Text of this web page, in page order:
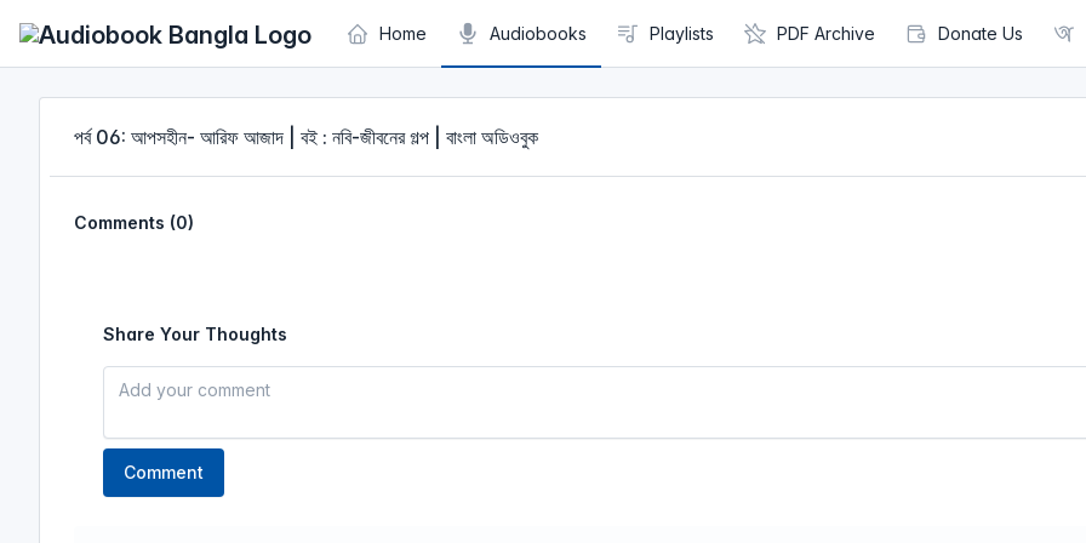
Home
Audiobooks Playlists PDF Archive Donate Us
পর্ব 06: আপসহীন- আরিফ আজাদ | বই : নবি-জীবনের গল্প | বাংলা অডিওবুক
Comments (0)
Share Your Thoughts
Comment